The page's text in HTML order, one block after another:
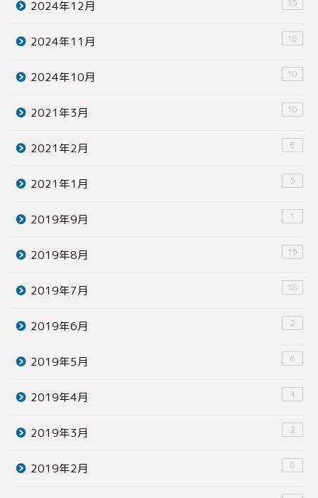
2024年12月 15
2024年11月 18
2024年10月 10
2021年3月 10
2021年2月 6
2021年1月 5
2019年9月 1
2019年8月 15
2019年7月 18
2019年6月 2
2019年5月 6
2019年4月 4
2019年3月 2
2019年2月 6